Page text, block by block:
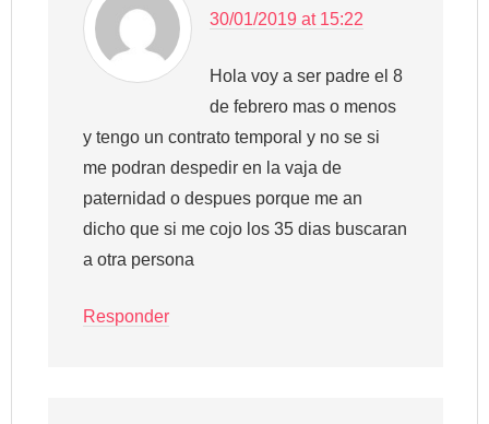
30/01/2019 at 15:22
Hola voy a ser padre el 8
de febrero mas o menos
y tengo un contrato temporal y no se si
me podran despedir en la vaja de
paternidad o despues porque me an
dicho que si me cojo los 35 dias buscaran
a otra persona
Responder